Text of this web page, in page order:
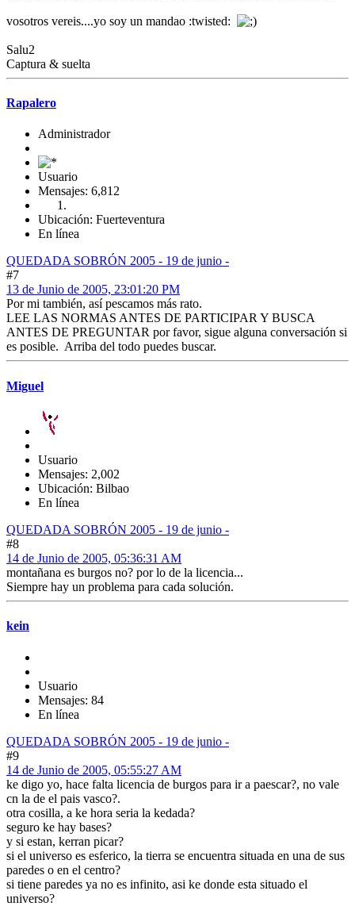
vosotros vereis....yo soy un mandao :twisted:
Salu2
Captura & suelta
Rapalero
Administrador
Usuario
Mensajes: 6,812
Ubicación: Fuerteventura
En línea
QUEDADA SOBRÓN 2005 - 19 de junio -
#7
13 de Junio de 2005, 23:01:20 PM
Por mi también, así pescamos más rato.
LEE LAS NORMAS ANTES DE PARTICIPAR Y BUSCA
ANTES DE PREGUNTAR por favor, sigue alguna conversación si
es posible. Arriba del todo puedes buscar.
Miguel
Usuario
Mensajes: 2,002
Ubicación: Bilbao
En línea
QUEDADA SOBRÓN 2005 - 19 de junio -
#8
14 de Junio de 2005, 05:36:31 AM
montañana es burgos no? por lo de la licencia...
Siempre hay un problema para cada solución.
kein
Usuario
Mensajes: 84
En línea
QUEDADA SOBRÓN 2005 - 19 de junio -
#9
14 de Junio de 2005, 05:55:27 AM
ke digo yo, hace falta licencia de burgos para ir a paescar?, no vale
cn la de el pais vasco?.
otra cosilla, a ke hora seria la kedada?
seguro ke hay bases?
y si estan, kerran picar?
si el universo es esferico, la tierra se encuentra situada en una de sus
paredes o en el centro?
si tiene paredes ya no es infinito, asi ke donde esta situado el
universo?